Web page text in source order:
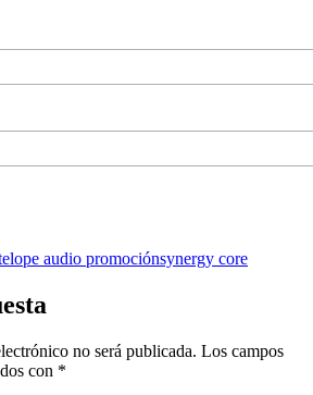
audio promociónsynergy core
no será publicada. Los campos
con *